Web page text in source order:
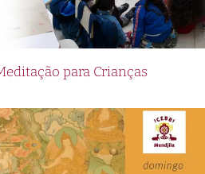
para Crianças